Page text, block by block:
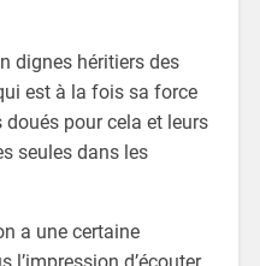
dignes héritiers des
est à la fois sa force
pour cela et leurs
seules dans les
a une certaine